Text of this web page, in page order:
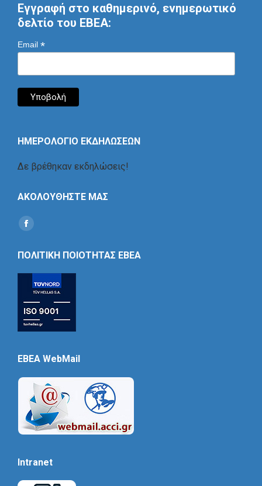
Εγγραφή στο καθημερινό, ενημερωτικό
δελτίο του ΕΒΕΑ:
Email *
ΗΜΕΡΟΛΟΓΙΟ ΕΚΔΗΛΩΣΕΩΝ
Δε βρέθηκαν εκδηλώσεις!
ΑΚΟΛΟΥΘΗΣΤΕ ΜΑΣ
Find us on:
Social
ΠΟΛΙΤΙΚΗ ΠΟΙΟΤΗΤΑΣ ΕΒΕΑ
EBEA WebMail
Intranet